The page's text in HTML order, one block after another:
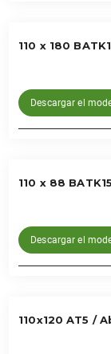
110 x 180
Descargar el
110 x 88
Descargar el
110x120 AT5 /